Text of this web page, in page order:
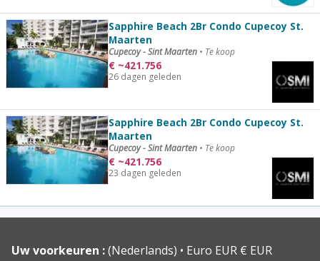
Sapphire Beach 2Br Condo Cupecoy St.
Maarten
Cupecoy - Sint Maarten • Te koop
€ ~421.756
26 dagen geleden
Sapphire Beach 2Br Condo Cupecoy St.
Maarten
Cupecoy - Sint Maarten • Te koop
€ ~421.756
23 dagen geleden
Uw voorkeuren :(Nederlands)
Euro EUR € EUR